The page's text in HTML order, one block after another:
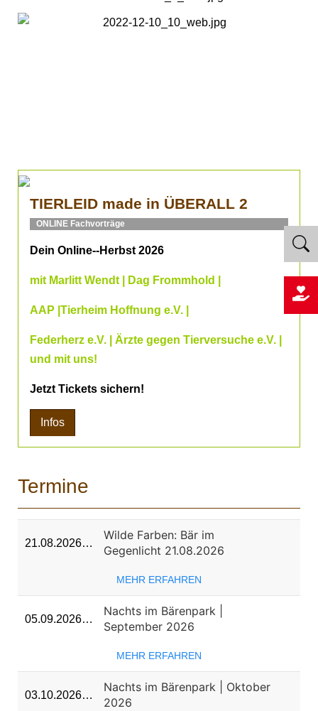
TIERLEID made in ÜBERALL 2
ONLINE Fachvorträge
Dein Online--Herbst 2026
mit Marlitt Wendt | Dag Frommhold |
AAP |Tierheim Hoffnung e.V. |
Federherz e.V. | Ärzte gegen Tierversuche e.V. |
und mit uns!
Jetzt Tickets sichern!
Infos
Termine
21.08.2026…
Wilde Farben: Bär im
Gegenlicht 21.08.2026
MEHR ERFAHREN
05.09.2026…
Nachts im Bärenpark |
September 2026
MEHR ERFAHREN
03.10.2026…
Nachts im Bärenpark | Oktober
2026